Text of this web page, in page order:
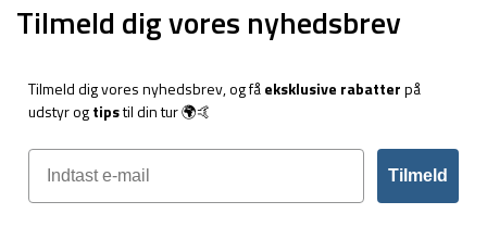
Tilmeld dig vores nyhedsbrev
Tilmeld dig vores nyhedsbrev, og fåeksklusive rabatterpå
udstyr ogtipstil din tur 🌍🤙
Tilmeld